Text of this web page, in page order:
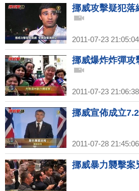
挪威攻擊疑犯落
2011-07-23 21:05:04
挪威爆炸炸彈攻
2011-07-23 21:06:38
挪威宣佈成立
2011-07-28 21:45:06
挪威暴力襲擊案